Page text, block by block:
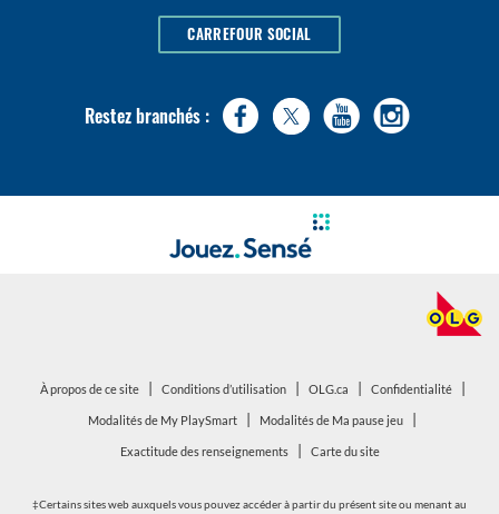
CARREFOUR SOCIAL
Restez branchés :
À propos de ce site Conditions d’utilisation OLG.caouvrir
nouvelle
Confidentialitéouvrir
Modalités de My PlaySmartouvrirModalités de Ma pause jeuouvrir
Exactitude des renseignements Carte du site
‡Certains sites web auxquels vous pouvez accéder à partir du présent site ou menant au